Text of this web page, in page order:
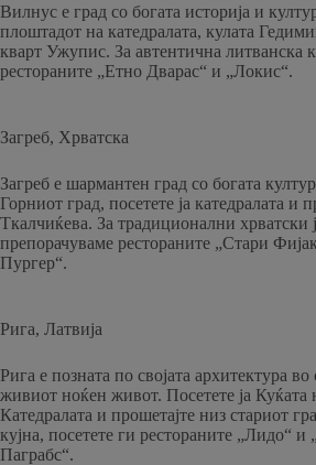
Вилнус е град со богата историја и
плоштадот на катедралата, кулата
кварт Ужупис. За автентична литванска
рестораните „Етно Дварас“ и „Локис“.
Загреб, Хрватска
Загреб е шармантен град со богата
Горниот град, посетете ја катедралата и
Ткалчиќева. За традиционални хрватски
препорачуваме рестораните „Стари
Пургер“.
Рига, Латвија
Рига е позната по својата архитектура
живиот ноќен живот. Посетете ја Куќата
Катедралата и прошетајте низ стариот
кујна, посетете ги рестораните „Лидо“
Паграбс“.